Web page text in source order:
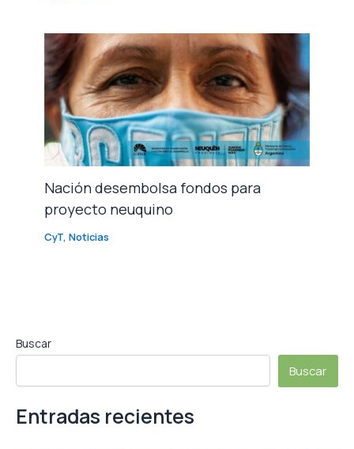
Nación desembolsa fondos para
proyecto neuquino
CyT,Noticias
Buscar
Buscar
Entradas recientes